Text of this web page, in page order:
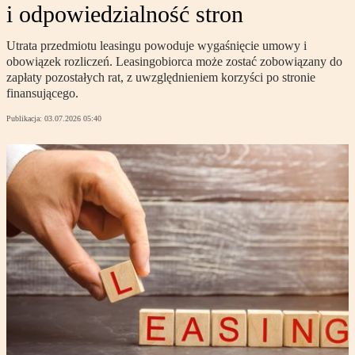
i odpowiedzialność stron
Utrata przedmiotu leasingu powoduje wygaśnięcie umowy i
obowiązek rozliczeń. Leasingobiorca może zostać zobowiązany do
zapłaty pozostałych rat, z uwzględnieniem korzyści po stronie
finansującego.
Publikacja: 03.07.2026 05:40